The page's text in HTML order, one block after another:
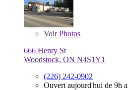
VoirPhotos
666 Henry St
Woodstock, ON N4S1Y1
(226) 242-0902
Ouvert aujourd'hui de 9h